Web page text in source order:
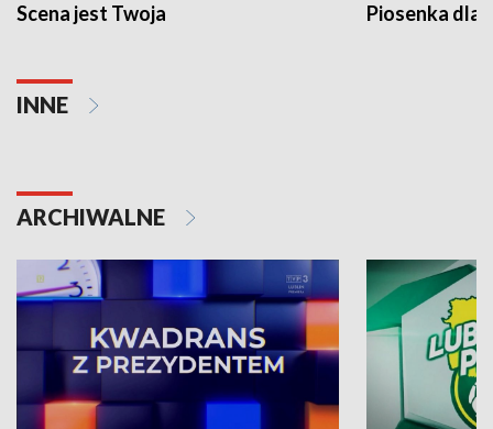
Scena jest Twoja Piosenka dla
INNE
ARCHIWALNE